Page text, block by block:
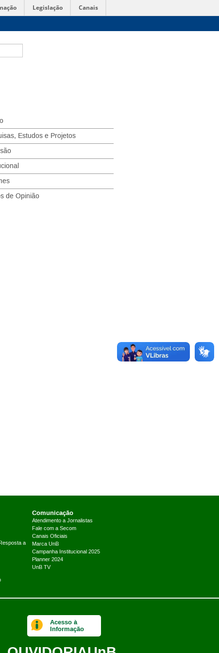
Legislação Canais
Estudos e Projetos
de Opinião
a
Comunicação
Atendimento a Jornalistas
Fale com a Secom
Canais Oficiais
Marca UnB
Campanha Institucional 2025
Planner 2024
UnB TV
Acesso à
Informação